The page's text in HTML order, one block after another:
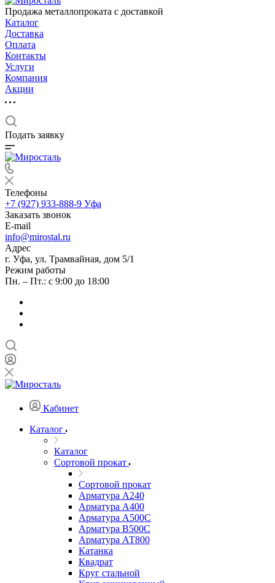
Продажа металлопроката с доставкой
Каталог
Доставка
Оплата
Контакты
Услуги
Компания
Акции
Подать заявку
Телефоны
+7 (927) 933-888-9 Уфа
Заказать звонок
E-mail
info@mirostal.ru
Адрес
г. Уфа, ул. Трамвайная, дом 5/1
Режим работы
Пн. – Пт.: с 9:00 до 18:00
Кабинет
Каталог
Каталог
Сортовой прокат
Сортовой прокат
Арматура А240
Арматура А400
Арматура А500C
Арматура В500С
Арматура АТ800
Катанка
Квадрат
Круг стальной